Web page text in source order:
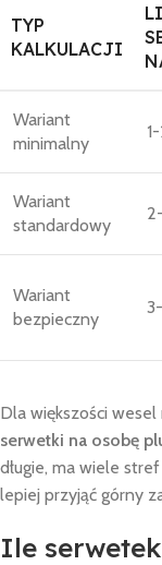
TYP
KALKULACJI
Wariant
minimalny
Wariant
standardowy
Wariant
bezpieczny
Dla większości
serwetki na osobę
długie, ma wiele
lepiej przyjąć górny
Ile